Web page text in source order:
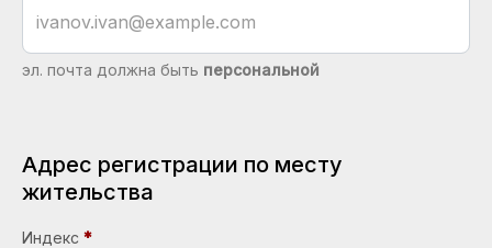
эл. почта должна быть персональной
Адрес регистрации по месту
жительства
Индекс